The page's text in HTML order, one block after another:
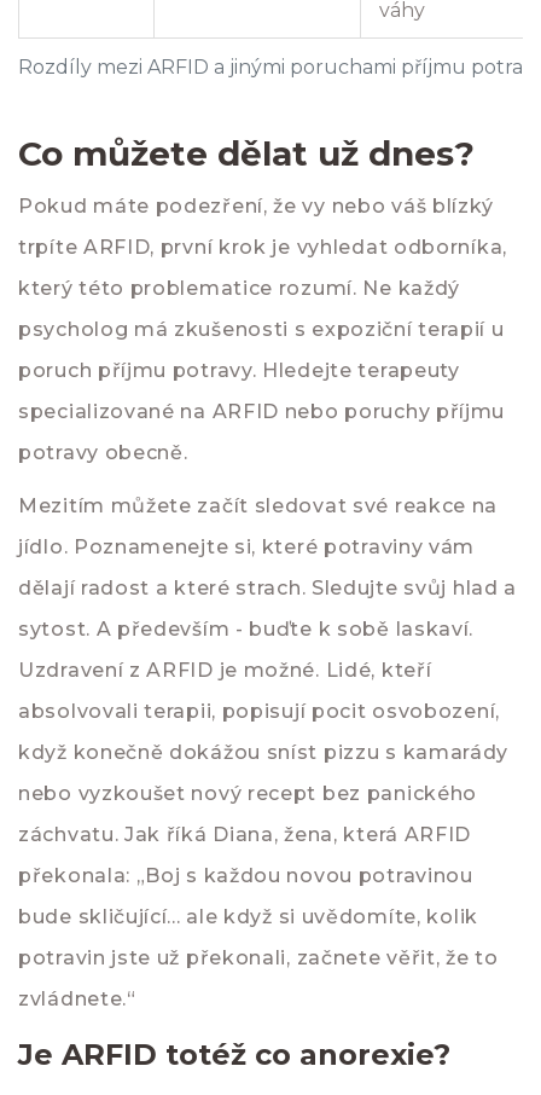
Rozdíly mezi ARFID a jinými poruchami příjmu
váhy
Co můžete dělat už dnes?
Pokud máte podezření, že vy nebo váš blízký
trpíte ARFID, první krok je vyhledat odborníka,
který této problematice rozumí. Ne každý
psycholog má zkušenosti s expoziční terapií u
poruch příjmu potravy. Hledejte terapeuty
specializované na ARFID nebo poruchy příjmu
potravy obecně.
Mezitím můžete začít sledovat své reakce na
jídlo. Poznamenejte si, které potraviny vám
dělají radost a které strach. Sledujte svůj hlad a
sytost. A především - buďte k sobě laskaví.
Uzdravení z ARFID je možné. Lidé, kteří
absolvovali terapii, popisují pocit osvobození,
když konečně dokážou sníst pizzu s kamarády
nebo vyzkoušet nový recept bez panického
záchvatu. Jak říká Diana, žena, která ARFID
překonala: „Boj s každou novou potravinou
bude skličující... ale když si uvědomíte, kolik
potravin jste už překonali, začnete věřit, že to
zvládnete.“
Je ARFID totéž co anorexie?